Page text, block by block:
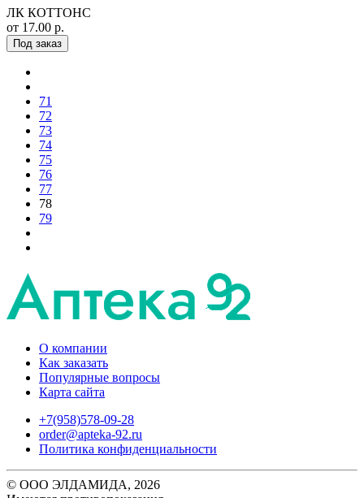
ЛК КОТТОНС
от 17.00 р.
Под заказ
71
72
73
74
75
76
77
78
79
О компании
Как заказать
Популярные вопросы
Карта сайта
+7(958)578-09-28
order@apteka-92.ru
Политика конфиденциальности
© ООО ЭЛДАМИДА, 2026